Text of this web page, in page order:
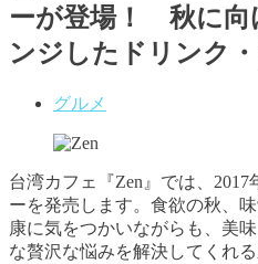
ーが登場！ 秋に向
ンジしたドリンク
グルメ
台湾カフェ『Zen』では、2017
ーを発売します。食欲の秋、
康に気をつかいながらも、美
な贅沢な悩みを解決してくれ